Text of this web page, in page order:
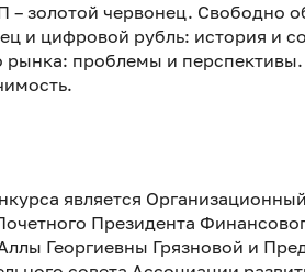
золотой червонец. Свободно
и цифровой рубль: история и
проблемы и перспективы.
является
Президента
Георгиевны Грязновой и